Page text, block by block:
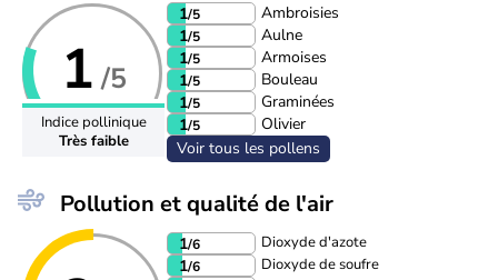
1 /5
Indice pollinique
Très faible
1/5
Ambroisies
1/5
Aulne
1/5
Armoises
1/5
Bouleau
1/5
Graminées
1/5
Olivier
Voir tous les pollens
Pollution et qualité de l'air
1/6 Dioxyde d'azote
1/6 Dioxyde de soufre